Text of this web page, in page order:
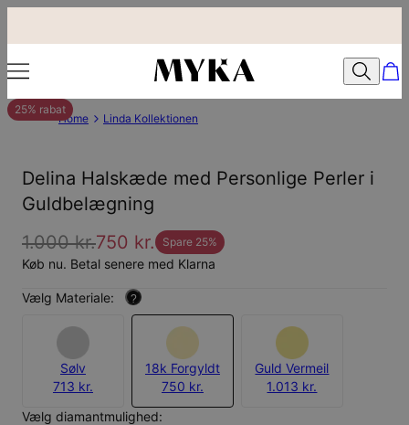
25% rabat
Home Linda Kollektionen
Delina Halskæde med Personlige Perler i
Guldbelægning
1.000 kr.750 kr. Spare 25%
Køb nu. Betal senere med Klarna
Vælg Materiale: ?
Sølv
713 kr.
18k Forgyldt
750 kr.
Guld Vermeil
1.013 kr.
Vælg diamantmulighed: